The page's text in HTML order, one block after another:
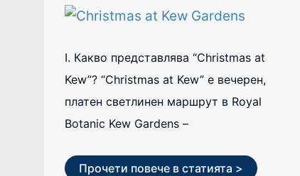
I. Какво представлява “Christmas at
Kew”? “Christmas at Kew” е вечерен,
платен светлинен маршрут в Royal
Botanic Kew Gardens –
Прочети повече в статията >